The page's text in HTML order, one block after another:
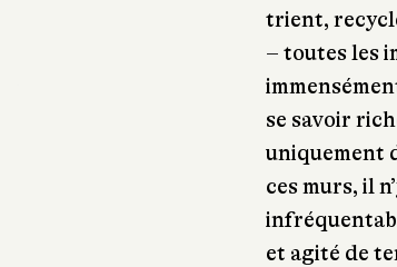
trient,
– toutes les
se savoir
uniquement
ces murs, il
et agité de